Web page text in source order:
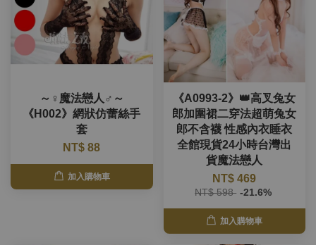
～♀魔法戀人♂～
《H002》網狀仿蕾絲手
套
NT$ 88
加入購物車
《A0993-2》👑高叉兔女
郎加圍裙二穿法超萌兔女
郎不含襪 性感內衣睡衣
全館現貨24小時台灣出
貨魔法戀人
NT$ 469
NT$ 598 -21.6%
加入購物車